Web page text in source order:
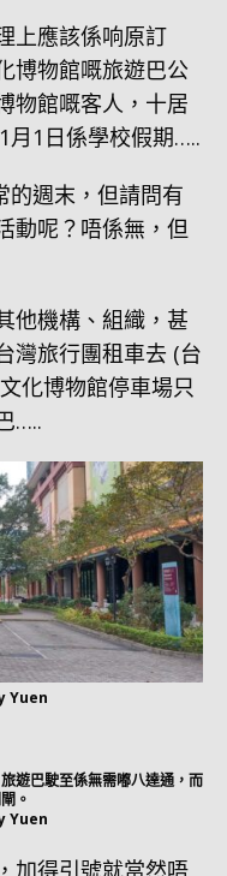
上應該係响原訂
博物館嘅旅遊巴公
物館嘅客人，十居
月1日係學校假期…..
的週末，但請問有
動呢？唔係無，但
他機構、組織，甚
灣旅行團租車去 (台
化博物館停車場只
…..
Yuen
遊巴駛至係無需嘟八達通，而
。
Yuen
加得引號就當然唔